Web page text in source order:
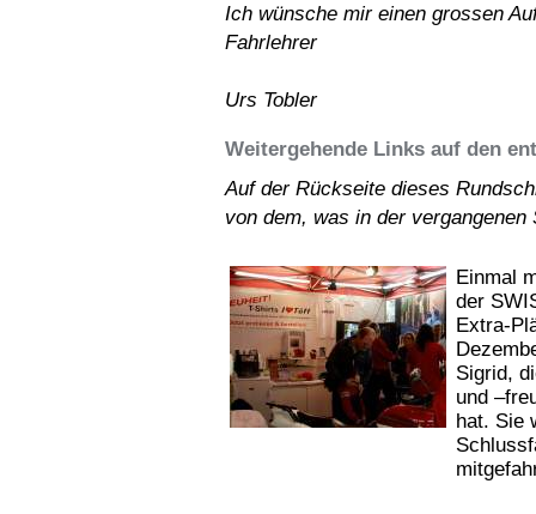
Ich wünsche mir einen grossen
Fahrlehrer
Urs Tobler
Weitergehende Links auf den
Auf der Rückseite dieses
von dem, was in der
Einmal
der
Extra-
Sigrid,
und
hat. Sie